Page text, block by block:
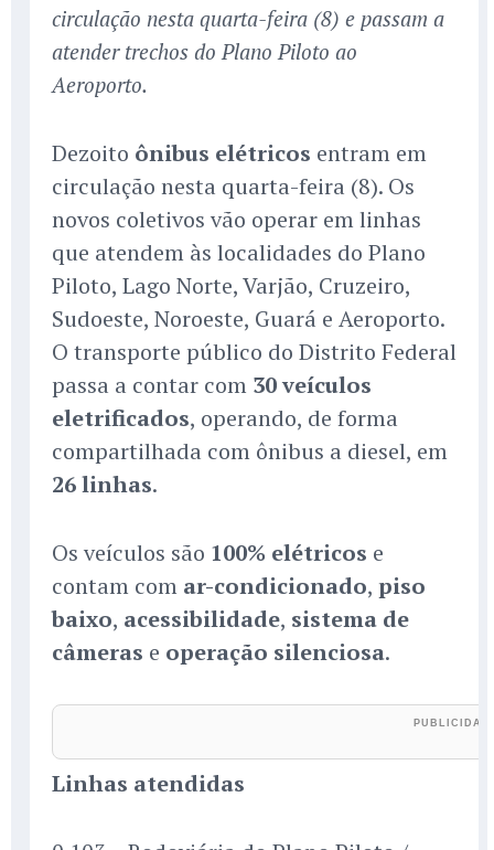
circulação nesta quarta-feira (8) e passam a
atender trechos do Plano Piloto ao
Aeroporto.
Dezoito ônibus elétricos entram em
circulação nesta quarta-feira (8). Os
novos coletivos vão operar em linhas
que atendem às localidades do Plano
Piloto, Lago Norte, Varjão, Cruzeiro,
Sudoeste, Noroeste, Guará e Aeroporto.
O transporte público do Distrito Federal
passa a contar com 30 veículos
eletrificados, operando, de forma
compartilhada com ônibus a diesel, em
26 linhas.
Os veículos são 100% elétricos e
contam com ar-condicionado, piso
baixo, acessibilidade, sistema de
câmeras e operação silenciosa.
Linhas atendidas